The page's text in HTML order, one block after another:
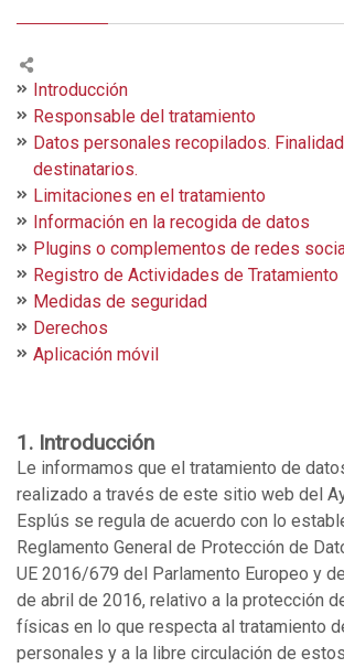
Introducción
Responsable del tratamiento
Datos personales recopilados.
destinatarios.
Limitaciones en el tratamiento
Información en la recogida de datos
Plugins o complementos de redes
Registro de Actividades de Tratamiento
Medidas de seguridad
Derechos
Aplicación móvil
1. Introducción
Le informamos que el tratamiento de
realizado a través de este sitio web del
Esplús se regula de acuerdo con lo
Reglamento General de Protección de
UE 2016/679 del Parlamento Europeo y
de abril de 2016, relativo a la protección
físicas en lo que respecta al tratamiento
personales y a la libre circulación de